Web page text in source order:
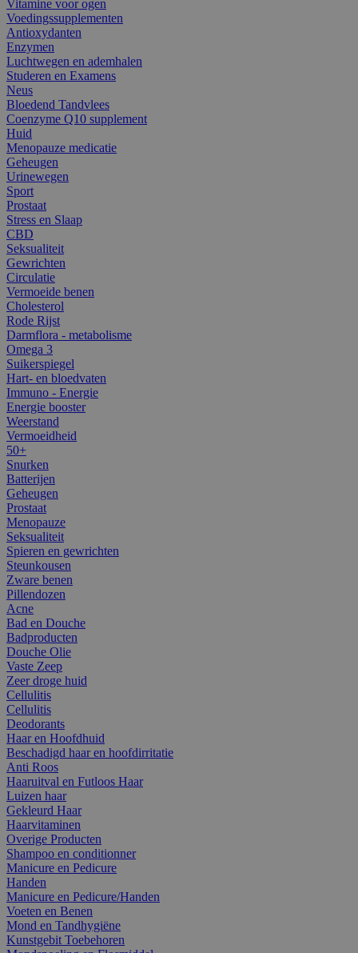
Vitamine voor ogen
Voedingssupplementen
Antioxydanten
Enzymen
Luchtwegen en ademhalen
Studeren en Examens
Neus
Bloedend Tandvlees
Coenzyme Q10 supplement
Huid
Menopauze medicatie
Geheugen
Urinewegen
Sport
Prostaat
Stress en Slaap
CBD
Seksualiteit
Gewrichten
Circulatie
Vermoeide benen
Cholesterol
Rode Rijst
Darmflora - metabolisme
Omega 3
Suikerspiegel
Hart- en bloedvaten
Immuno - Energie
Energie booster
Weerstand
Vermoeidheid
50+
Snurken
Batterijen
Geheugen
Prostaat
Menopauze
Seksualiteit
Spieren en gewrichten
Steunkousen
Zware benen
Pillendozen
Acne
Bad en Douche
Badproducten
Douche Olie
Vaste Zeep
Zeer droge huid
Cellulitis
Cellulitis
Deodorants
Haar en Hoofdhuid
Beschadigd haar en hoofdirritatie
Anti Roos
Haaruitval en Futloos Haar
Luizen haar
Gekleurd Haar
Haarvitaminen
Overige Producten
Shampoo en conditionner
Manicure en Pedicure
Handen
Manicure en Pedicure/Handen
Voeten en Benen
Mond en Tandhygiëne
Kunstgebit Toebehoren